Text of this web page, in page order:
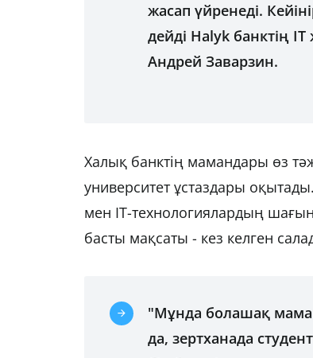
жасап үйренеді.
дейді Halyk банктің
Андрей Заварзин.
Халық банктің мамандары өз
университет ұстаздары
мен ІТ-технологиялардың
басты мақсаты - кез келген
"Мұнда болашақ
да, зертханада